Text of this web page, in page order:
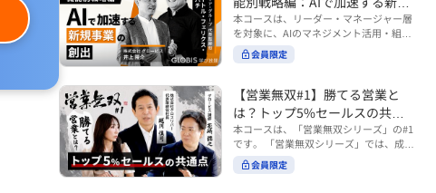
事業の創出
本コースは、リーダー・マネージャー層
を対象に、AIのマネジメント活用・組織
活用を体系的に学ぶ 『AI BUSINESS SHI
FTシリーズ（全12回）』の第12回で
る新規事業の創出」では、新規事業やス
タートアップを取り巻く環境がどのよう
に変化しているのかを俯瞰し、新たな価
値創造と非連続な成長を生み出すため
に、AI時代における事業機会の捉え方
や、成功確率を高めるための考え方につ
会員限定
【営業無双#1】勝てる営業と
は？トップ5%セールスの共通
点
本コースは、「営業無双シリーズ」の#1
です。 「営業無双シリーズ」では、成約
率アップに向けて、お客様に選ばれ続け
る無双の営業になるための実践的な考え
会員限定